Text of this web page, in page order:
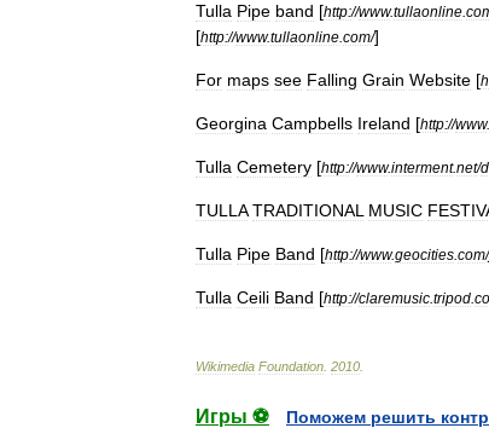
Tulla Pipe band [http://www.tullaonline
[http://www.tullaonline com/]
For maps see Falling Grain Website [
Georgina Campbells Ireland [http://www.
Tulla Cemetery [http://www.interment.net/
TULLA TRADITIONAL MUSIC
Tulla Pipe Band [http://www.geocities com/
Tulla Ceili Band [http://claremusic tripod
Wikimedia Foundation 2010
Игры ⚽
Поможем решить